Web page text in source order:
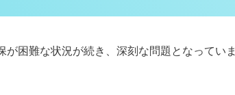
困難な状況が続き、深刻な問題となっていま